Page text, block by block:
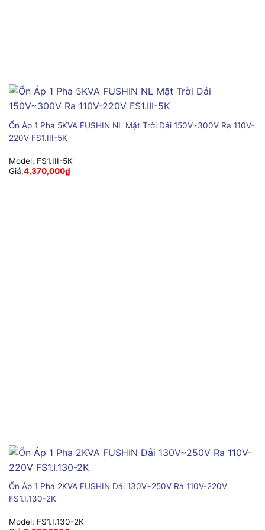
Ổn Áp 1 Pha 5KVA FUSHIN NL Mặt Trời Dải 150V~300V Ra 110V-
220V FS1.III-5K
Model: FS1.III-5K
Giá:4,370,000₫
Ổn Áp 1 Pha 2KVA FUSHIN Dải 130V~250V Ra 110V-220V
FS1.I.130-2K
Model: FS1.I.130-2K